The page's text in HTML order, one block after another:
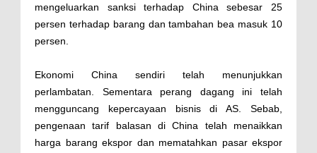
mengeluarkan sanksi terhadap China sebesar 25
persen terhadap barang dan tambahan bea masuk 10
persen.
Ekonomi China sendiri telah menunjukkan
perlambatan. Sementara perang dagang ini telah
mengguncang kepercayaan bisnis di AS. Sebab,
pengenaan tarif balasan di China telah menaikkan
harga barang ekspor dan mematahkan pasar ekspor